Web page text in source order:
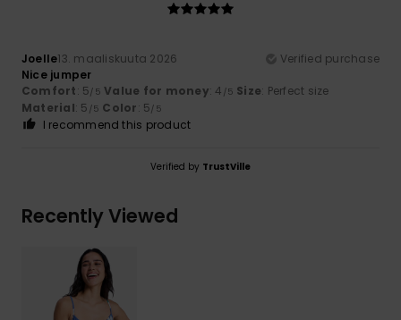
Joelle13. maaliskuuta 2026
Verified purchase
Nice jumper
Comfort: 5/5 Value for money: 4 /5 Size: Perfect size
Material: 5 /5 Color: 5/5
I recommend this product
Verified by TrustVille
Recently Viewed